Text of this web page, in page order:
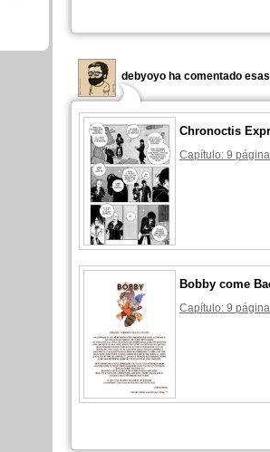
debyoyo ha comentado
Chronoctis
Capítulo: 9
Bobby come
Capítulo: 9